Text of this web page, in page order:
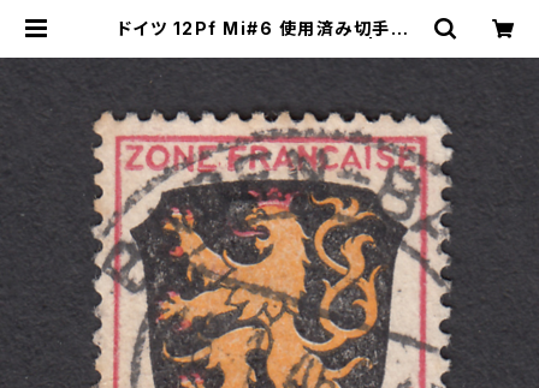
ドイツ 12Pf Mi#6 使用済み切手｜B